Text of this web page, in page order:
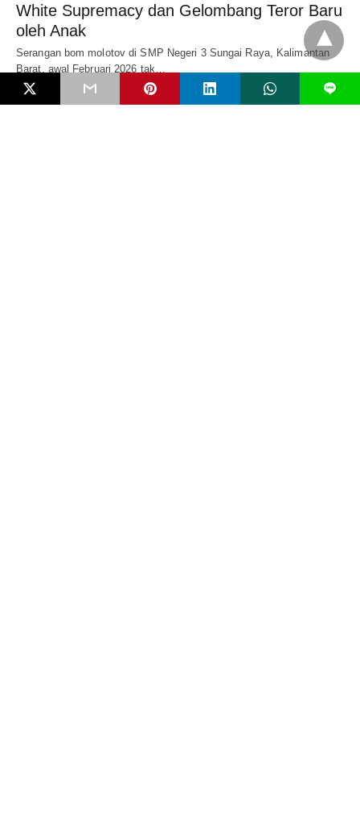
White Supremacy dan Gelombang Teror Baru
oleh Anak
Serangan bom molotov di SMP Negeri 3 Sungai Raya, Kalimantan
Barat, awal Februari 2026 tak…
5 bulan ago L